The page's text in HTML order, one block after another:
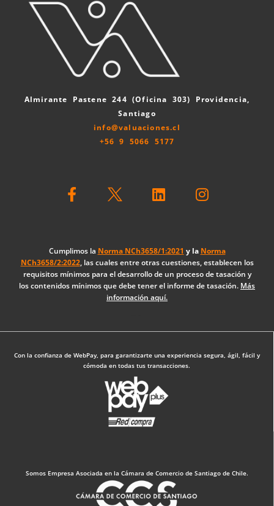
Almirante Pastene 244 (Oficina 303) Providencia,
Santiago
info@valuaciones.cl
+56 9 5066 5177
a
o
o
k
i
d
i
n
n
g
r
a
Cumplimos la Norma NCh3658/1:2021 y la Norma
NCh3658/2:2022, las cuales entre otras cuestiones, establecen los
requisitos mínimos para el desarrollo de un proceso de tasación y
los contenidos mínimos que debe tener el informe de tasación. Más
información aquí.
Con la confianza de WebPay, para garantizarte una experiencia segura, ágil, fácil y
cómoda en todas tus transacciones.
Somos Empresa Asociada en la Cámara de Comercio de Santiago de Chile.